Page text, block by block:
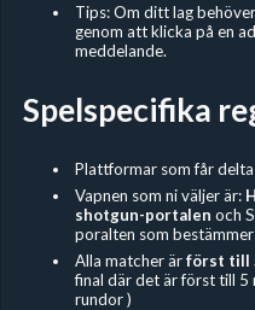
Tips: Om ditt lag
genom att klicka på en
meddelande.
Spelspecifika
Plattformar som får
Vapnen som ni väljer är:
shotgun-portalen och S
poralten som
Alla matcher ärförst till
final där det är först till 5
rundor )